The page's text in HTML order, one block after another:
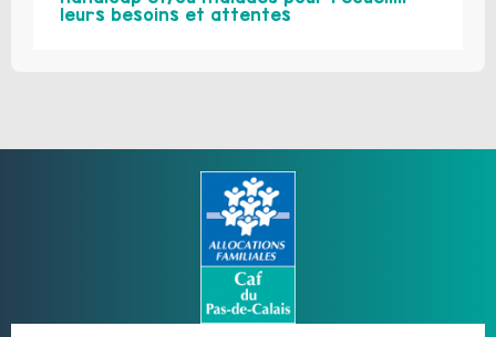
leurs besoins et attentes